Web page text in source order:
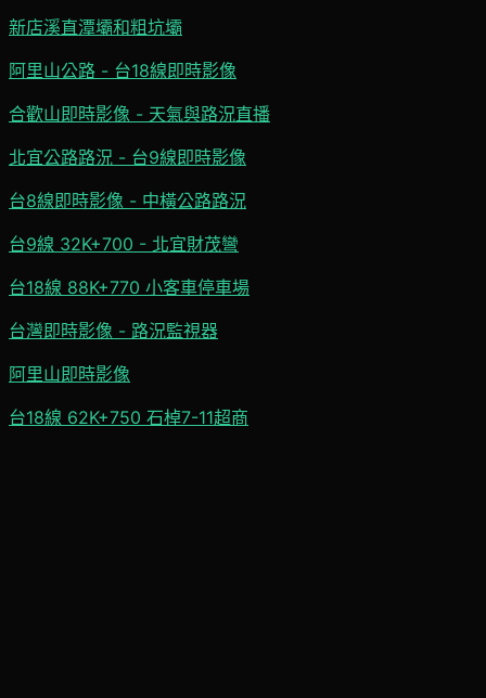
新店溪直潭壩和粗坑壩
阿里山公路 - 台18線即時影像
合歡山即時影像 - 天氣與路況直播
北宜公路路況 - 台9線即時影像
台8線即時影像 - 中橫公路路況
台9線 32K+700 - 北宜財茂彎
台18線 88K+770 小客車停車場
台灣即時影像 - 路況監視器
阿里山即時影像
台18線 62K+750 石棹7-11超商